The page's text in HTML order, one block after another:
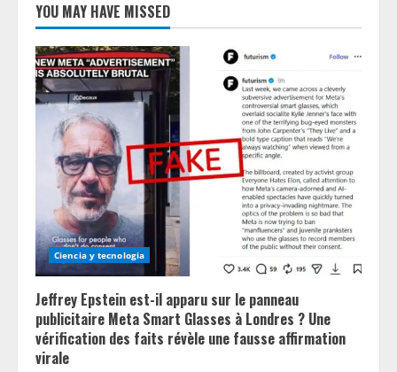
YOU MAY HAVE MISSED
Ciencia y tecnologia
Jeffrey Epstein est-il apparu sur le panneau
publicitaire Meta Smart Glasses à Londres ? Une
vérification des faits révèle une fausse affirmation
virale